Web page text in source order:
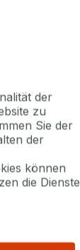
der
zu
Sie der
der
können
die Dienste